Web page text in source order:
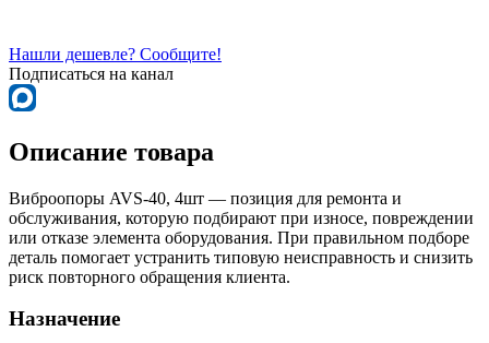
Нашли дешевле? Сообщите!
Подписаться на канал
Описание товара
Виброопоры AVS-40, 4шт — позиция для ремонта и
обслуживания, которую подбирают при износе, повреждении
или отказе элемента оборудования. При правильном подборе
деталь помогает устранить типовую неисправность и снизить
риск повторного обращения клиента.
Назначение